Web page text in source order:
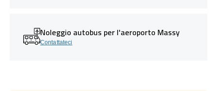
Noleggio autobus per l'aeroporto Massy
Contattateci